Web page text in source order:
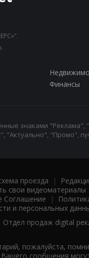
Финансы
знаками "Реклама",
"Актуально", "Промо",
проезда |
свои видеоматериалы
Соглашение |
и персональных
Отдел продаж digital
пожалуйста,
сообщения